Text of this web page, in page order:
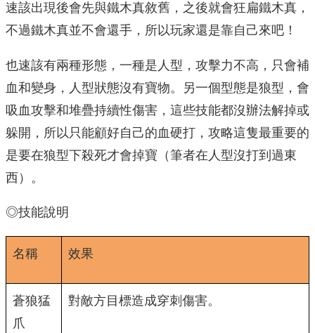
速該出現後會先與鐵木真敘舊，之後就會狂扁鐵木真，
不過鐵木真並不會還手，所以玩家還是靠自己來吧！
也速該有兩種形態，一種是人型，攻擊力不高，只會補
血和變身，人型狀態沒有寶物。另一個型態是狼型，會
吸血攻擊和堆疊持續性傷害，這些技能都沒辦法解掉或
躲開，所以只能顧好自己的血硬打，攻略這隻最重要的
是要在狼型下殺死才會掉寶（筆者在人型沒打到過東
西）。
◎技能說明
名稱 效果
蒼狼猛
爪
對敵方目標造成穿刺傷害。